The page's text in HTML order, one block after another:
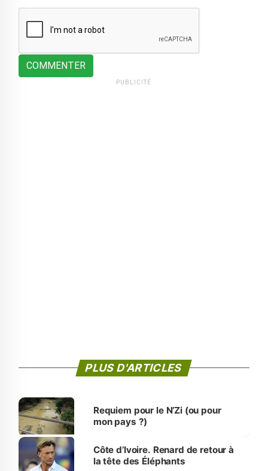
COMMENTER
PUBLICITÉ
PLUS D'ARTICLES
Requiem pour le N’Zi (ou pour
mon pays ?)
Côte d’Ivoire. Renard de retour à
la tête des Éléphants